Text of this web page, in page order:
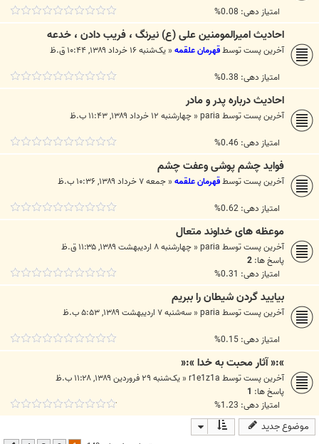
امتیاز دهی: 0.08%
احادیث امیرالمومنین علی (ع) نیرنگ ، فریب دادن ، خدعه
آخرین پست توسطقهرمان علقمه« یک‌شنبه ۱۶ خرداد ۱۳۸۹, ۱۰:۴۴ ق.ظ
امتیاز دهی: 0.38%
احادیث درباره پدر و مادر
آخرین پست توسطparia
« چهارشنبه ۱۲ خرداد ۱۳۸۹, ۱۱:۴۳ ب.ظ
امتیاز دهی: 0.46%
فواید چشم پوشی وعفت چشم
آخرین پست توسطقهرمان علقمه« جمعه ۷ خرداد ۱۳۸۹, ۱۰:۳۶ ب.ظ
امتیاز دهی: 0.62%
موعظه های خداوند متعال
آخرین پست توسطparia
« چهارشنبه ۸ اردیبهشت ۱۳۸۹, ۱۱:۳۵ ق.ظ
پاسخ ها: 2
امتیاز دهی: 0.31%
بیایید گردن شیطان را ببریم
آخرین پست توسطparia
« سه‌شنبه ۷ اردیبهشت ۱۳۸۹, ۵:۵۳ ب.ظ
امتیاز دهی: 0.15%
»:« آثار محبت به خدا »:«
آخرین پست توسطr1e1z1a
« یک‌شنبه ۲۹ فروردین ۱۳۸۹, ۱۱:۲۸ ب.ظ
پاسخ ها: 1
امتیاز دهی: 1.23%
موضوع جدید